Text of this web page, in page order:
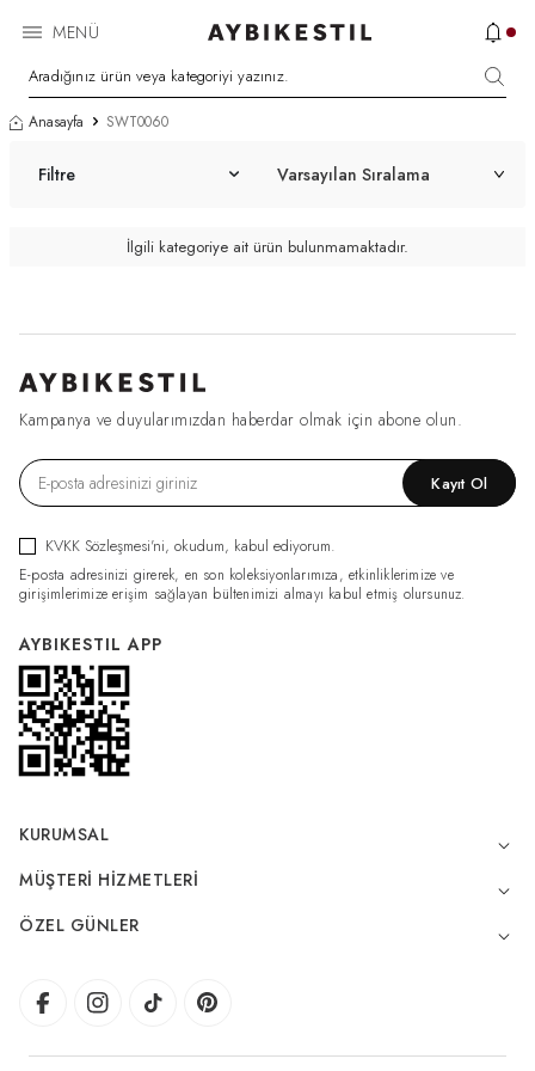
MENÜ
Anasayfa SWT0060
Filtre
İlgili kategoriye ait ürün bulunmamaktadır.
Kampanya ve duyularımızdan haberdar olmak için abone olun.
Kayıt Ol
KVKK Sözleşmesi'ni, okudum, kabul ediyorum.
E-posta adresinizi girerek, en son koleksiyonlarımıza, etkinliklerimize ve
girişimlerimize erişim sağlayan bültenimizi almayı kabul etmiş olursunuz.
AYBIKESTIL APP
KURUMSAL
MÜŞTERI HIZMETLERI
ÖZEL GÜNLER